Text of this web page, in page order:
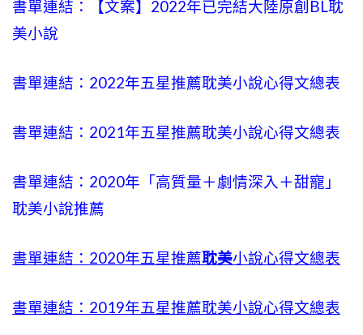
書單連結：【文案】2022年已完結大陸原創BL耽
美小說
書單連結：2022年五星推薦耽美小說心得文總表
書單連結：2021年五星推薦耽美小說心得文總表
書單連結：2020年「高質量＋劇情深入＋甜寵」
耽美小說推薦
書單連結：2020年五星推薦耽美小說心得文總表
書單連結：2019年五星推薦耽美小說心得文總表